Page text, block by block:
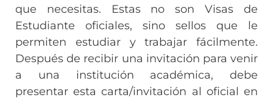
que necesitas. Estas no son Visas de
Estudiante oficiales, sino sellos que le
permiten estudiar y trabajar fácilmente.
Después de recibir una invitación para venir
a una institución académica, debe
presentar esta carta/invitación al oficial en